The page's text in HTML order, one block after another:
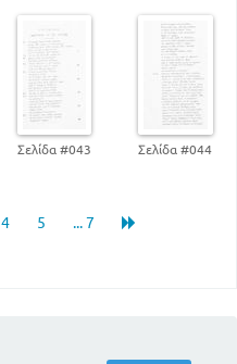
Σελίδα #043 Σελίδα #044
4 5 ... 7